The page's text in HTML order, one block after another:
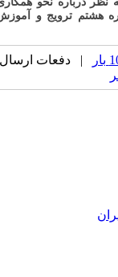
هشتم ترویج و آموزش
| دفعات ارسال